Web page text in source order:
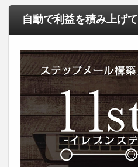
自動で利益を積み上げ